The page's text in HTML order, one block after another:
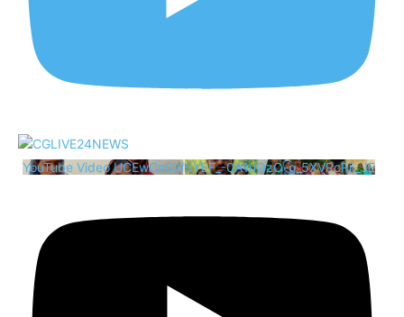
YouTube Video UCEwCsS3f5YEF_-0A1uOzO-g_5XVRcRii_JE